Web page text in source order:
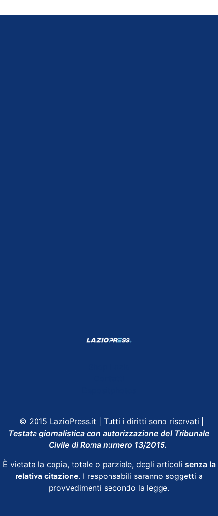
© 2015 LazioPress.it | Tutti i diritti sono riservati |
Testata giornalistica con autorizzazione del Tribunale
Civile di Roma numero 13/2015.
È vietata la copia, totale o parziale, degli articoli senza la
relativa citazione. I responsabili saranno soggetti a
provvedimenti secondo la legge.